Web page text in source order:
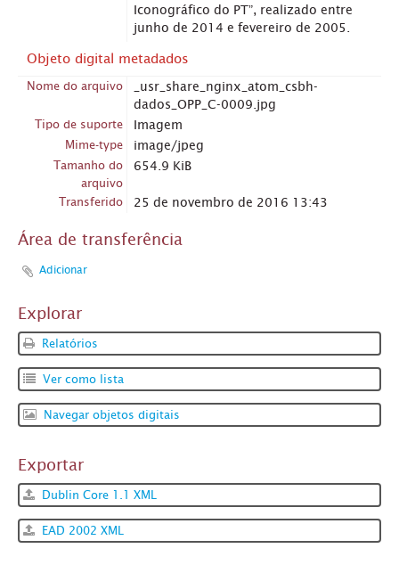
Iconográfico do PT”, realizado entre
junho de 2014 e fevereiro de 2005.
Objeto digital metadados
Nome do arquivo
_usr_share_nginx_atom_csbh-
dados_OPP_C-0009.jpg
Tipo de suporte Imagem
Mime-type image/jpeg
Tamanho do
arquivo
654.9 KiB
Transferido 25 de novembro de 2016 13:43
Área de transferência
Adicionar
Explorar
Relatórios
Ver como lista
Navegar objetos digitais
Exportar
Dublin Core 1.1 XML
EAD 2002 XML